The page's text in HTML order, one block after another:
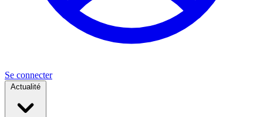
Se connecter
Actualité